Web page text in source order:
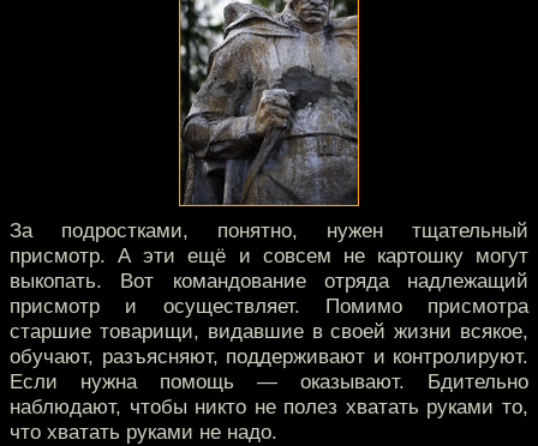
За подростками, понятно, нужен тщательный
присмотр. А эти ещё и совсем не картошку могут
выкопать. Вот командование отряда надлежащий
присмотр и осуществляет. Помимо присмотра
старшие товарищи, видавшие в своей жизни всякое,
обучают, разъясняют, поддерживают и контролируют.
Если нужна помощь — оказывают. Бдительно
наблюдают, чтобы никто не полез хватать руками то,
что хватать руками не надо.